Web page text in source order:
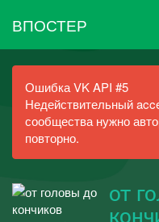
ВПОСТЕР
Ошибка VK API #5
Недействительный
сообщества нужно
повторно.
от